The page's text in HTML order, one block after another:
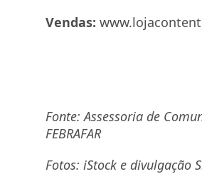
Vendas:
Fonte: Assessoria de
FEBRAFAR
Fotos: iStock e divulgação